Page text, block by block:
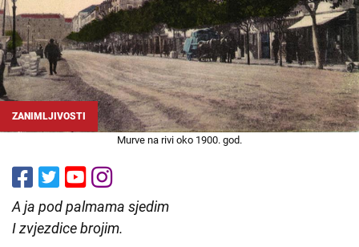
ZANIMLJIVOSTI
Murve na rivi oko 1900. god.
A ja pod palmama sjedim
I zvjezdice brojim.